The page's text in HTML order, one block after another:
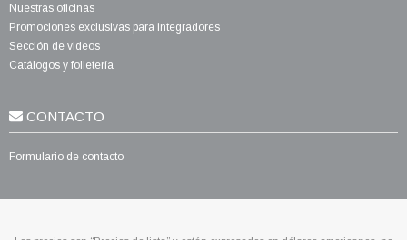
Nuestras oficinas
Promociones exclusivas para integradores
Sección de videos
Catálogos y folletería
CONTACTO
Formulario de contacto